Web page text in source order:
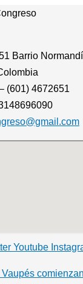
Barrio
(601) 4672651
Youtube